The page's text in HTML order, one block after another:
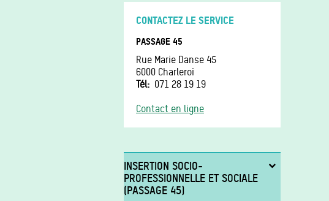
CONTACTEZ LE SERVICE
PASSAGE 45
Rue Marie Danse 45
6000 Charleroi
Tél
071 28 19 19
Contact en ligne
INSERTION SOCIO-
PROFESSIONNELLE ET SOCIALE
(PASSAGE 45)